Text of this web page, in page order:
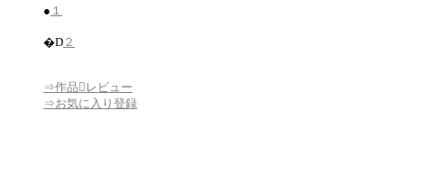
● １
�D ２
⇒作品レビュー
⇒お気に入り登録